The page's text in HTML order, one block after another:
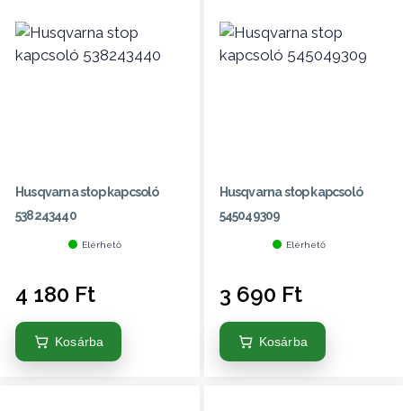
Husqvarna stop kapcsoló
538243440
Elérhető
4 180 Ft
Kosárba
Husqvarna stop kapcsoló
545049309
Elérhető
3 690 Ft
Kosárba